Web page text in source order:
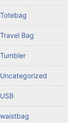
Totebag
Travel Bag
Tumbler
Uncategorized
USB
waistbag